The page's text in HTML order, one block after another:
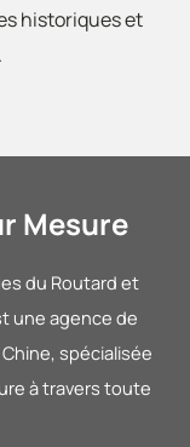
historiques et
Mesure
du Routard et
une agence de
spécialisée
à travers toute